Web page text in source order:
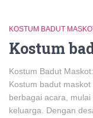
KOSTUM BADUT
Kostum
Kostum Badut
Kostum badut
berbagai acara,
keluarga. Dengan